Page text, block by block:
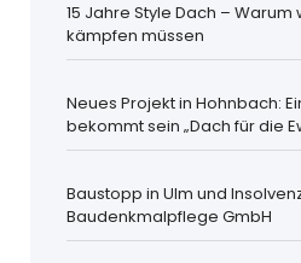
15 Jahre Style Dach –
kämpfen müssen
Neues Projekt in Hohnbach:
bekommt sein „Dach für die
Baustopp in Ulm und
Baudenkmalpflege GmbH